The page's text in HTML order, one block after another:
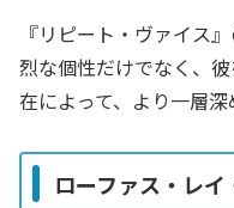
『リピート・ヴァイス
烈な個性だけでなく、
在によって、より一層深
ローファス・レ